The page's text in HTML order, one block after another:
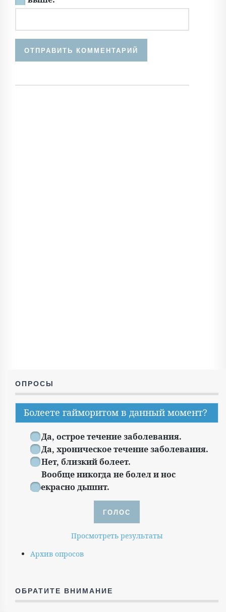
ОПРОСЫ
Болеете гайморитом в данный момент?
Да, острое течение заболевания.
Да, хроническое течение заболевания.
Нет, близкий болеет.
Вообще никогда не болел и нос
прекрасно дышит.
Просмотреть результаты
Архив опросов
ОБРАТИТЕ ВНИМАНИЕ